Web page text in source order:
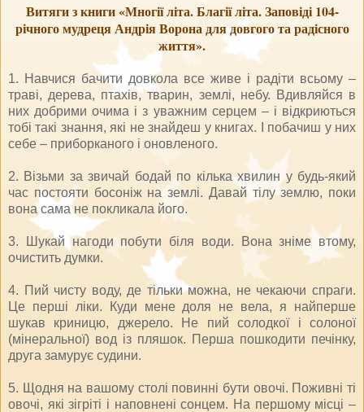
Витяги з книги «Многії літа. Благії літа. Заповіді 104-
річного мудреця Андрія Ворона для довгого та радісного
життя».
1. Навчися бачити довкола все живе і радіти всьому –
траві, дерева, птахів, тварин, землі, небу. Вдивляйся в
них добрими очима і з уважним серцем – і відкриються
тобі такі знання, які не знайдеш у книгах. І побачиш у них
себе – приборканого і оновленого.
2. Візьми за звичай бодай по кілька хвилин у будь-який
час постояти босоніж на землі. Давай тілу землю, поки
вона сама не покликала його.
3. Шукай нагоди побути біля води. Вона зніме втому,
очистить думки.
4. Пий чисту воду, де тільки можна, не чекаючи спраги.
Це перші ліки. Куди мене доля не вела, я найперше
шукав криницю, джерело. Не пий солодкої і солоної
(мінеральної) вод із пляшок. Перша пошкодити печінку,
друга замурує судини.
5. Щодня на вашому столі повинні бути овочі. Поживні ті
овочі, які зігріті і наповнені сонцем. На першому місці –